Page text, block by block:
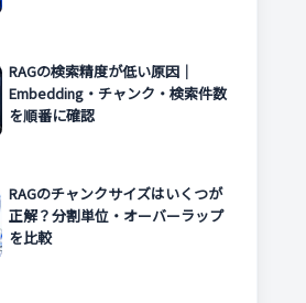
RAGの検索精度が低い原因｜
Embedding・チャンク・検索件数
を順番に確認
RAGのチャンクサイズはいくつが
正解？分割単位・オーバーラップ
を比較